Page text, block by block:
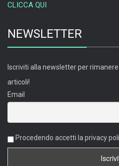
CLICCA QUI
NEWSLETTER
Iscriviti alla newsletter per
articoli!
Email
Procedendo accetti la privacy